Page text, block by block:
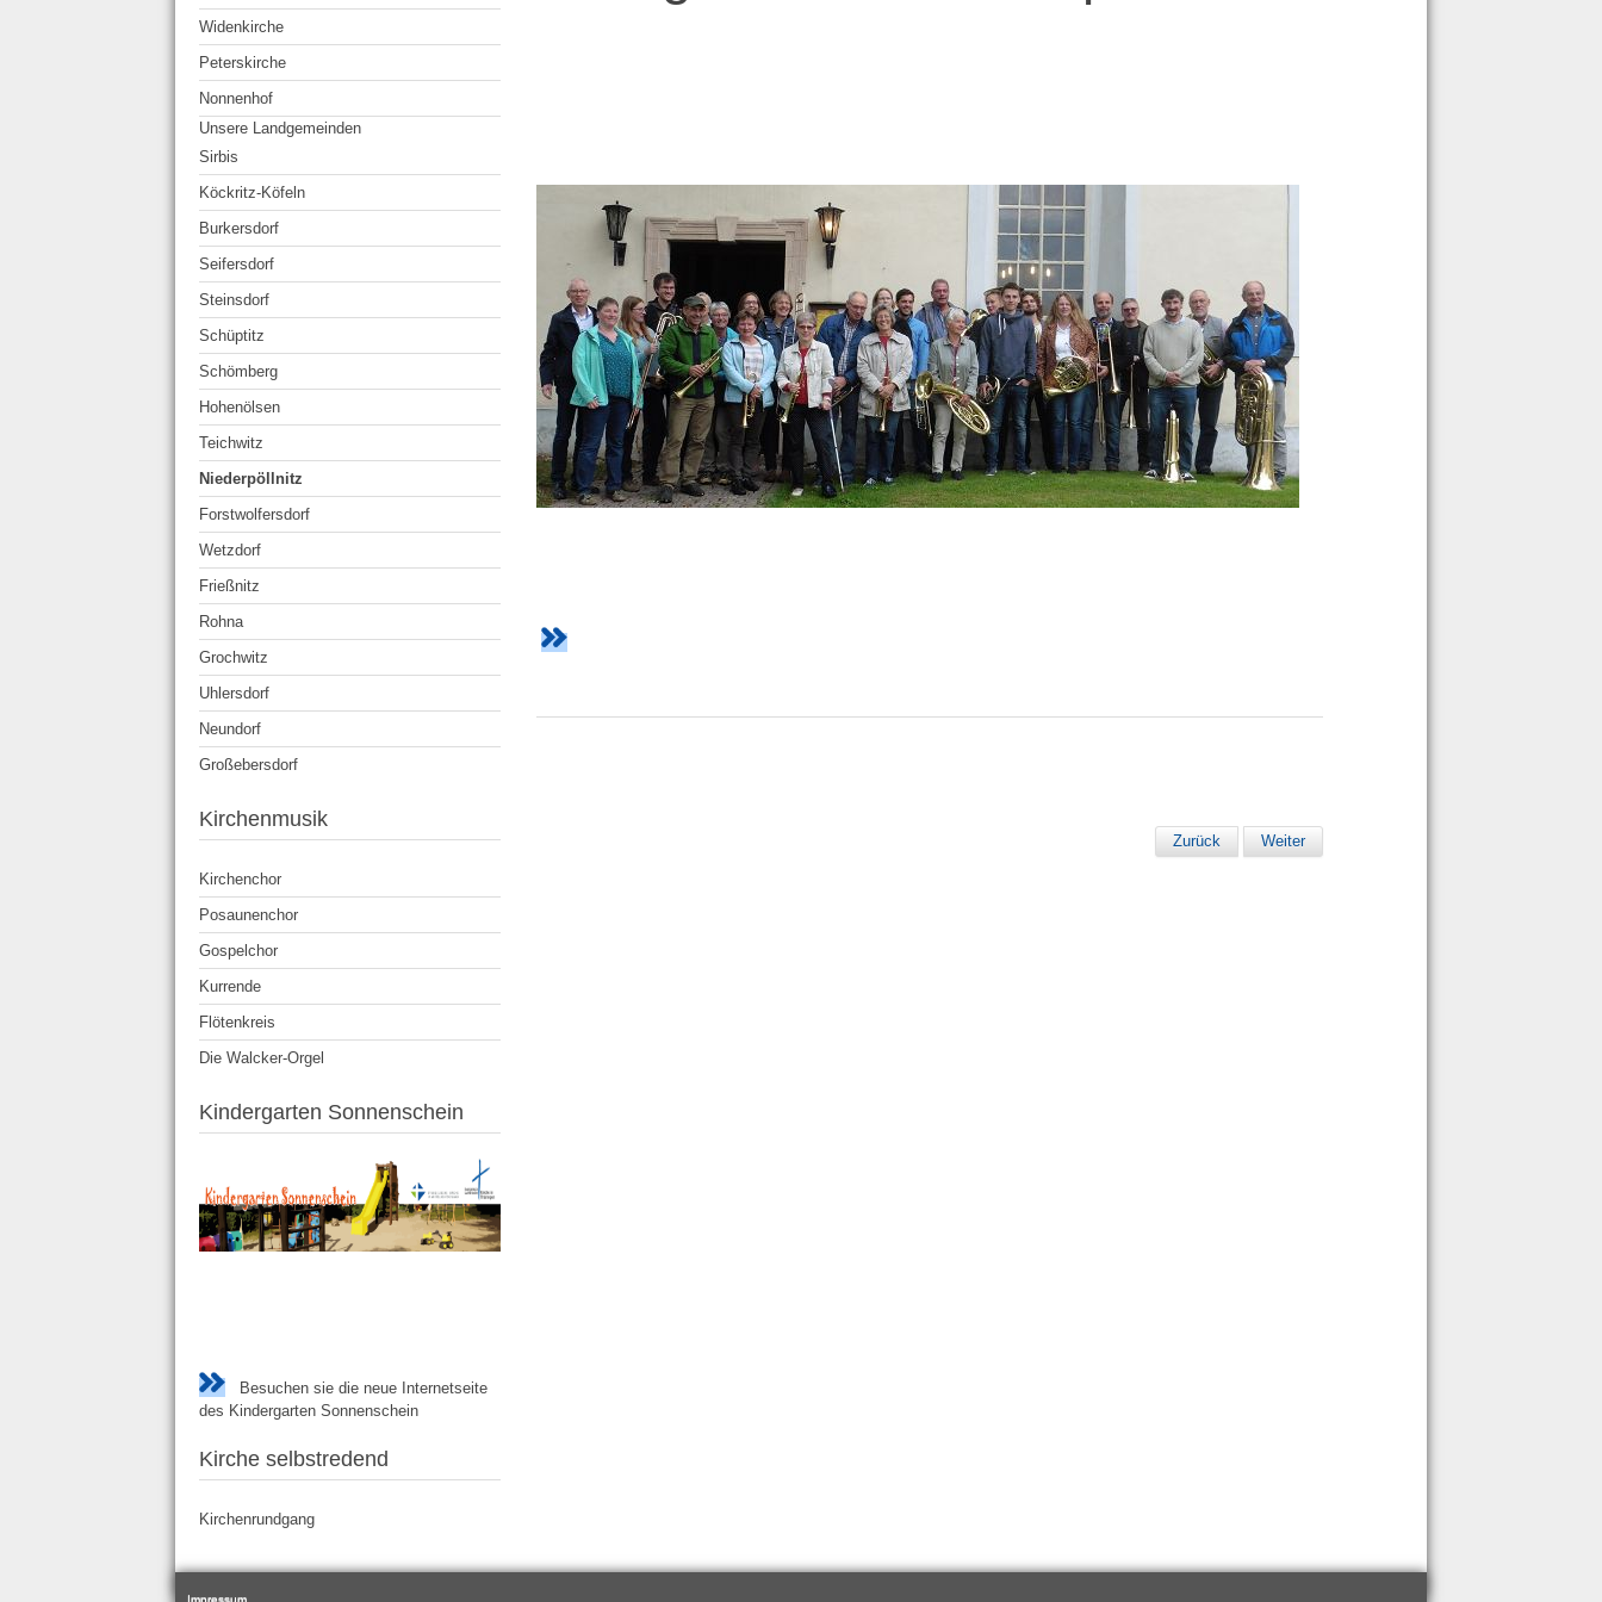
Widenkirche
Peterskirche
Nonnenhof
Unsere Landgemeinden
Sirbis
Köckritz-Köfeln
Burkersdorf
Seifersdorf
Steinsdorf
Schüptitz
Schömberg
Hohenölsen
Teichwitz
Niederpöllnitz
Forstwolfersdorf
Wetzdorf
Frießnitz
Rohna
Grochwitz
Uhlersdorf
Neundorf
Großebersdorf
Kirchenmusik
Kirchenchor
Posaunenchor
Gospelchor
Kurrende
Flötenkreis
Die Walcker-Orgel
Kindergarten Sonnenschein
Besuchen sie die neue Internetseite
des Kindergarten Sonnenschein
Kirche selbstredend
Kirchenrundgang
Zurück Weiter
Impressum